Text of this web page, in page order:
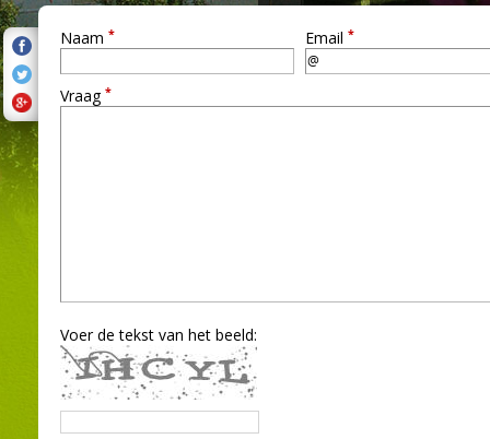
Naam * Email *
Vraag *
Voer de tekst van het beeld: